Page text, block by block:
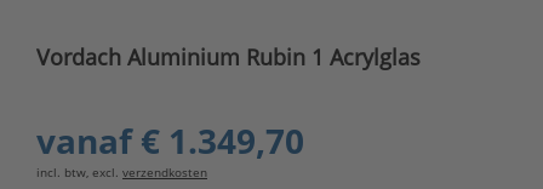
Vordach Aluminium Rubin 1 Acrylglas
vanaf€ 1.349,70
incl. btw, excl. verzendkosten